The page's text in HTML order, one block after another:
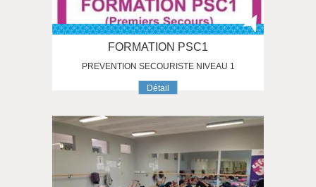
FORMATION PSC1
PREVENTION SECOURISTE NIVEAU 1
Détail